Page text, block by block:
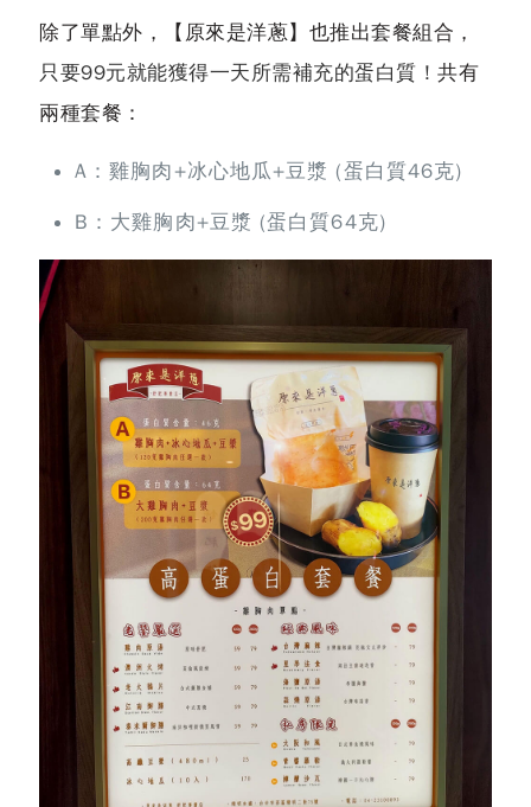
除了單點外，【原來是洋蔥】也推出套餐組合，
只要99元就能獲得一天所需補充的蛋白質！ 共有
兩種套餐：
A：雞胸肉+冰心地瓜+豆漿 (蛋白質46克)
B：大雞胸肉+豆漿 (蛋白質64克)